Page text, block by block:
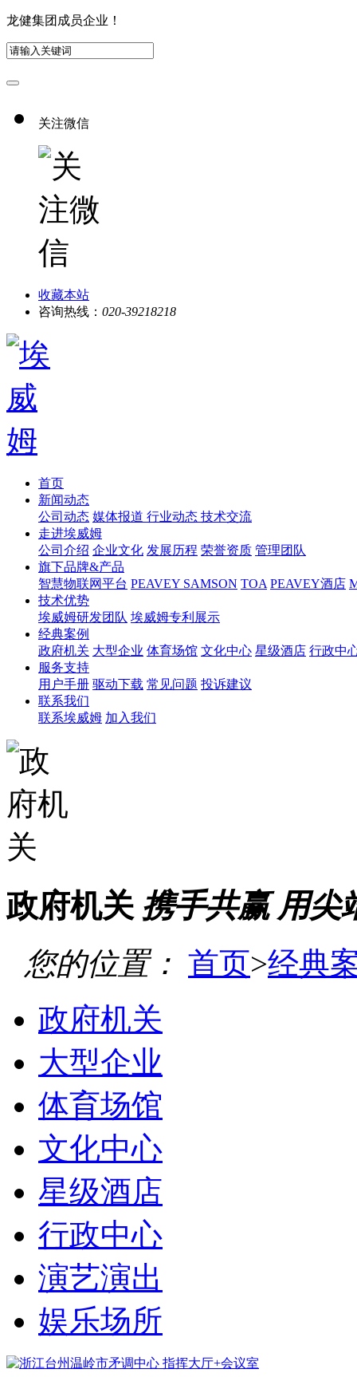
龙健集团成员企业！
关注微信
收藏本站
咨询热线： 020-39218218
首页
新闻动态
公司动态 媒体报道 行业动态 技术交流
走进埃威姆
公司介绍 企业文化 发展历程 荣誉资质 管理团队
旗下品牌&产品
智慧物联网平台 PEAVEY SAMSON TOA PEAVEY酒店
技术优势
埃威姆研发团队 埃威姆专利展示
经典案例
政府机关 大型企业 体育场馆 文化中心 星级酒店 行政中
服务支持
用户手册 驱动下载 常见问题 投诉建议
联系我们
联系埃威姆 加入我们
政府机关 携手共赢 用尖
您的位置： 首页>经典
政府机关
大型企业
体育场馆
文化中心
星级酒店
行政中心
演艺演出
娱乐场所